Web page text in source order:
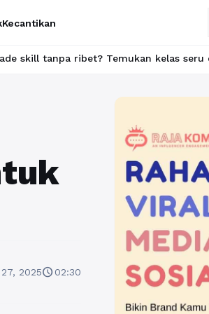
Kecantikan
Temukan kelas seru dan materi
2025schedule02:30